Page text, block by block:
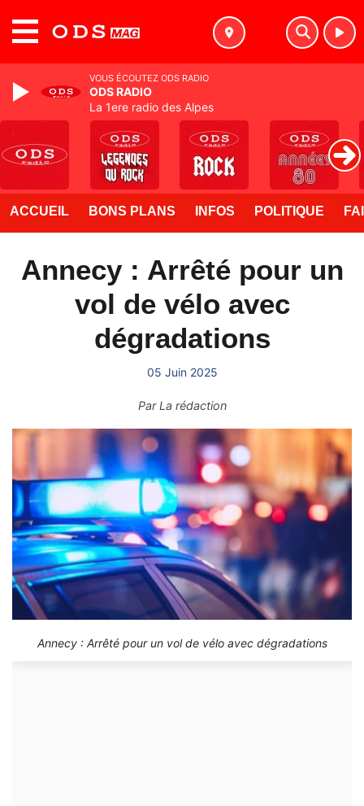
ACCUEIL BONS PLANS INFOS POLITIQUE
Annecy : Arrêté pour un
vol de vélo avec
dégradations
05 Juin 2025
ParLa rédaction
Annecy : Arrêté pour un vol de vélo avec dégradations
VOUS ÉCOUTEZ ODS RADIO
ODS RADIO
La 1ere radio des Alpes